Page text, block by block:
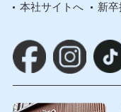
本社サイトへ 新